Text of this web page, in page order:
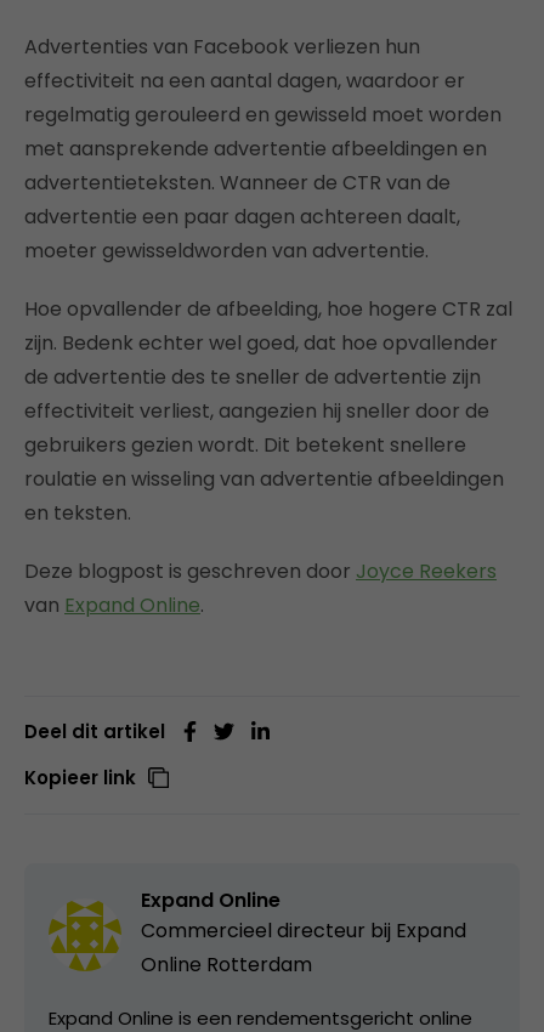
Advertenties van Facebook verliezen hun
effectiviteit na een aantal dagen, waardoor er
regelmatig gerouleerd en gewisseld moet worden
met aansprekende advertentie afbeeldingen en
advertentieteksten. Wanneer de CTR van de
advertentie een paar dagen achtereen daalt,
moeter gewisseldworden van advertentie.
Hoe opvallender de afbeelding, hoe hogere CTR zal
zijn. Bedenk echter wel goed, dat hoe opvallender
de advertentie des te sneller de advertentie zijn
effectiviteit verliest, aangezien hij sneller door de
gebruikers gezien wordt. Dit betekent snellere
roulatie en wisseling van advertentie afbeeldingen
en teksten.
Deze blogpost is geschreven door Joyce Reekers
van Expand Online.
Deel dit artikel
Kopieer link
Expand Online
Commercieel directeur bij Expand
Online Rotterdam
Expand Online is een rendementsgericht online